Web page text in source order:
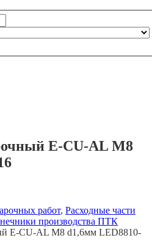
E-CU-AL М8
работ, Расходные части
производства ПТК
E-CU-AL М8 d1,6мм LED8810-